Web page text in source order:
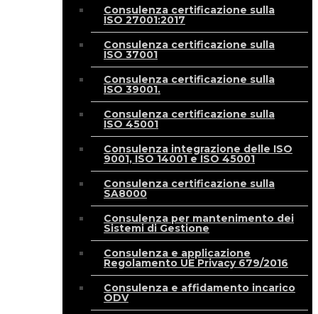
Consulenza certificazione sulla
ISO 27001:2017
Consulenza certificazione sulla
ISO 37001
Consulenza certificazione sulla
ISO 39001.
Consulenza certificazione sulla
ISO 45001
Consulenza integrazione delle ISO
9001, ISO 14001 e ISO 45001
Consulenza certificazione sulla
SA8000
Consulenza per mantenimento dei
Sistemi di Gestione
Consulenza e applicazione
Regolamento UE Privacy 679/2016
Consulenza e affidamento incarico
ODV